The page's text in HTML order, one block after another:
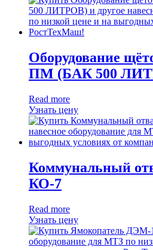
Оборудование
ПМ (БАК 500
Read more
Узнать цену
Коммунальный
КО-7
Read more
Узнать цену